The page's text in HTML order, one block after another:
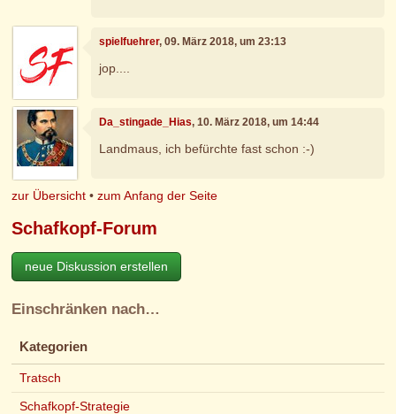
spielfuehrer, 09. März 2018, um 23:13
jop....
Da_stingade_Hias, 10. März 2018, um 14:44
Landmaus, ich befürchte fast schon :-)
zur Übersicht •zum Anfang der Seite
Schafkopf-Forum
neue Diskussion erstellen
Einschränken nach…
Kategorien
Tratsch
Schafkopf-Strategie